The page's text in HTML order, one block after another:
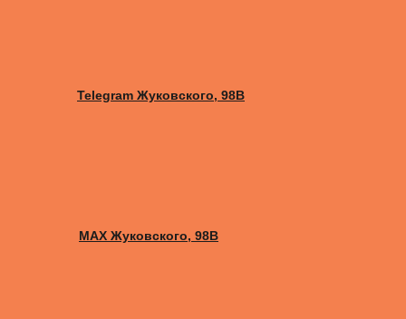
Telegram Жуковского, 98B
MAX Жуковского, 98B